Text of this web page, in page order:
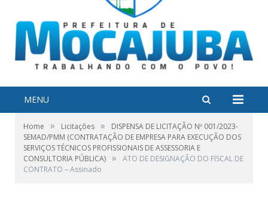
MENU
Home » Licitações »
DISPENSA DE LICITAÇÃO Nº 001/2023-
SEMAD/PMM (CONTRATAÇÃO DE EMPRESA PARA EXECUÇÃO DOS
SERVIÇOS TÉCNICOS PROFISSIONAIS DE ASSESSORIA E
CONSULTORIA PÚBLICA) »
ATO DE DESIGNAÇÃO DO FISCAL DE
CONTRATO – Assinado